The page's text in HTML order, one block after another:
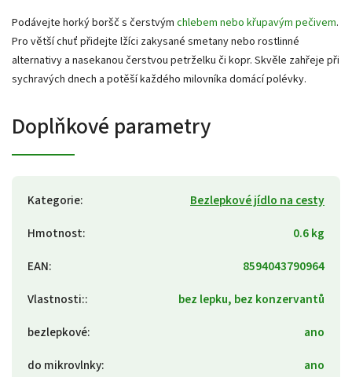
Podávejte horký boršč s čerstvým chlebem nebo křupavým pečivem.
Pro větší chuť přidejte lžíci zakysané smetany nebo rostlinné
alternativy a nasekanou čerstvou petrželku či kopr. Skvěle zahřeje při
sychravých dnech a potěší každého milovníka domácí polévky.
Doplňkové parametry
Kategorie:
Bezlepkové jídlo na cesty
Hmotnost:
0.6 kg
EAN:
8594043790964
Vlastnosti::
bez lepku, bez konzervantů
bezlepkové:
ano
do mikrovlnky:
ano